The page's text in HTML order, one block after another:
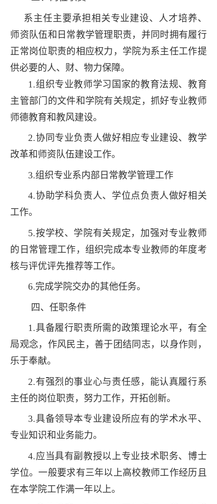
系主任主要承担相关专业建设、人才培养、
师资队伍和日常教学管理职责，并同时拥有履行
正常岗位职责的相应权力，学院为系主任工作提
供必要的人、财、物力保障。
1.组织专业教师学习国家的教育法规、教育
主管部门的文件和学院有关规定，抓好专业教师
师德教育和教风建设。
2.协同专业负责人做好相应专业建设、教学
改革和师资队伍建设工作。
3.组织专业系内部日常教学管理工作
4.协助学科负责人、学位点负责人做好相关
工作。
5.按学校、学院有关规定，加强对专业教师
的日常管理工作，组织完成本专业教师的年度考
核与评优评先推荐等工作。
6.完成学院交办的其他任务。
四、任职条件
1.具备履行职责所需的政策理论水平，有全
局观念，作风民主，善于团结同志，以身作则，
乐于奉献。
2.有强烈的事业心与责任感，能认真履行系
主任的岗位职责，努力工作，开拓创新。
3.具备领导本专业建设所应有的学术水平、
专业知识和业务能力。
4.应当具有副教授以上专业技术职务、博士
学位。一般要求有三年以上高校教师工作经历且
在本学院工作满一年以上。